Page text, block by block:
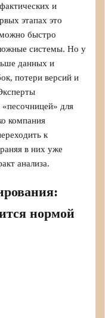
и
этапах это
быстро
системы. Но у
данных и
потери версий и
для
компания
к
в них уже
анализа.
нормой